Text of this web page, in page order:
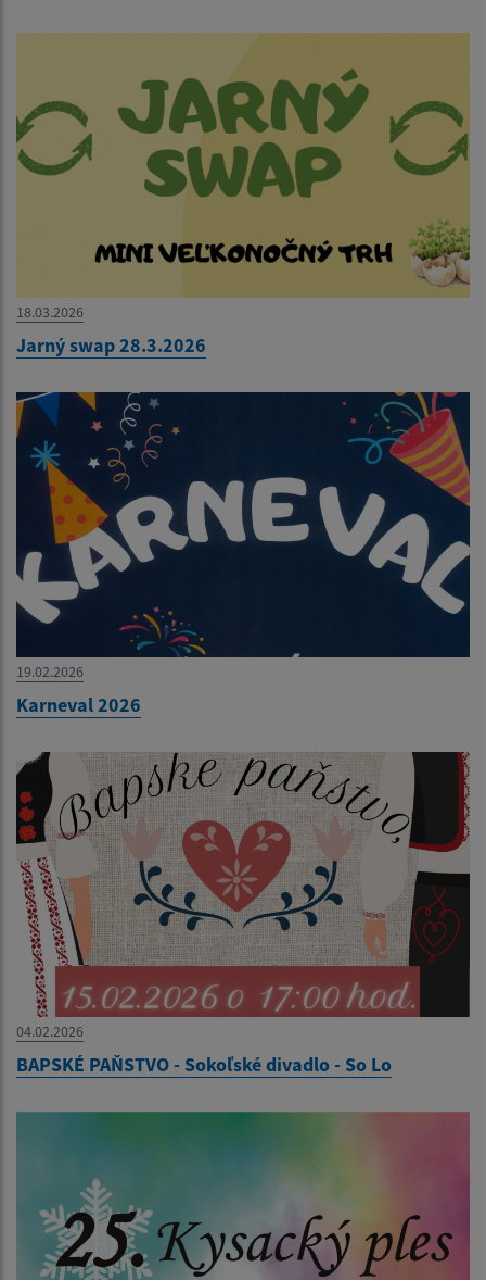
18.03.2026
Jarný swap 28.3.2026
19.02.2026
Karneval 2026
04.02.2026
BAPSKÉ PAŇSTVO - Sokoľské divadlo - So Lo